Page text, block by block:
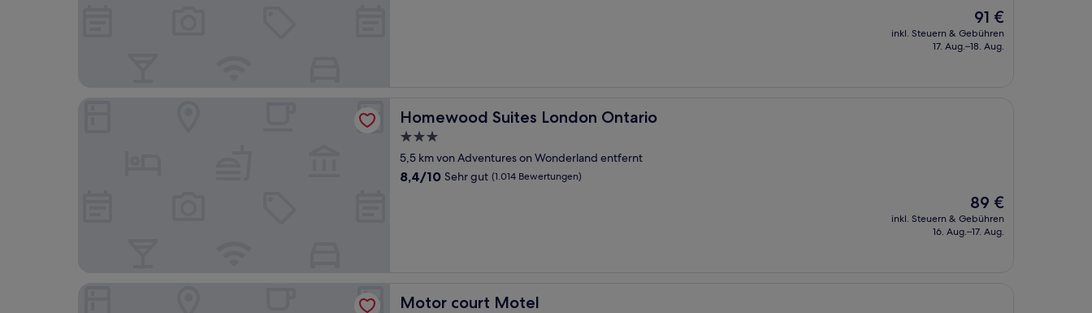
Der
Preis
beträgt
91 €
inkl. Steuern & Gebühren
17. Aug.–18. Aug.
Homewood Suites London Ontario
Homewood Suites London Ontario
3.0-
Sterne-
Unterkunft
5,5 km von Adventures on Wonderland entfernt
8.4
8,4/10 Sehr gut (1.014 Bewertungen)
Der
Preis
beträgt
89 €
inkl. Steuern & Gebühren
16. Aug.–17. Aug.
Motor court Motel
Motor court Motel